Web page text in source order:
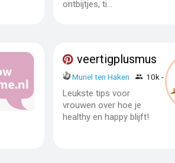
ontbijtjes, ti...
veertigplusmus
Muriel ten Haken 10k - 50k
Leukste tips voor
vrouwen over hoe je
healthy en happy blijft!